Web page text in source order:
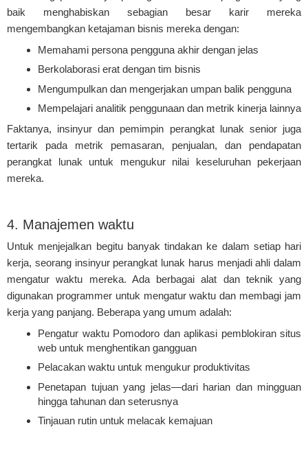
baik menghabiskan sebagian besar karir mereka
mengembangkan ketajaman bisnis mereka dengan:
Memahami persona pengguna akhir dengan jelas
Berkolaborasi erat dengan tim bisnis
Mengumpulkan dan mengerjakan umpan balik pengguna
Mempelajari analitik penggunaan dan metrik kinerja lainnya
Faktanya, insinyur dan pemimpin perangkat lunak senior juga
tertarik pada metrik pemasaran, penjualan, dan pendapatan
perangkat lunak untuk mengukur nilai keseluruhan pekerjaan
mereka.
4. Manajemen waktu
Untuk menjejalkan begitu banyak tindakan ke dalam setiap hari
kerja, seorang insinyur perangkat lunak harus menjadi ahli dalam
mengatur waktu mereka. Ada berbagai alat dan teknik yang
digunakan programmer untuk mengatur waktu dan membagi jam
kerja yang panjang. Beberapa yang umum adalah:
Pengatur waktu Pomodoro dan aplikasi pemblokiran situs
web untuk menghentikan gangguan
Pelacakan waktu untuk mengukur produktivitas
Penetapan tujuan yang jelas—dari harian dan mingguan
hingga tahunan dan seterusnya
Tinjauan rutin untuk melacak kemajuan